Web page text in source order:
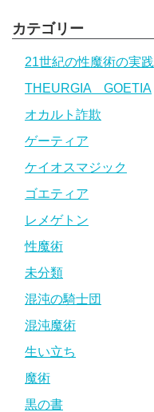
カテゴリー
21世紀の性魔術の実践
THEURGIA GOETIA
オカルト詐欺
ゲーティア
ケイオスマジック
ゴエティア
レメゲトン
性魔術
未分類
混沌の騎士団
混沌魔術
生い立ち
魔術
黒の書